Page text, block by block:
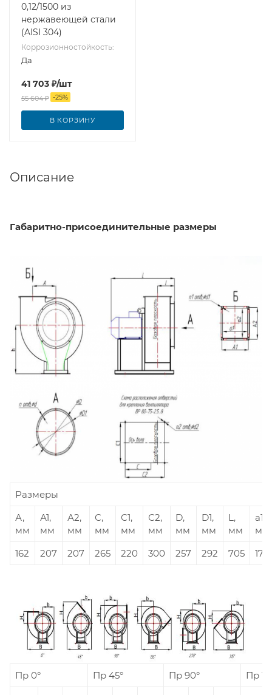
0,12/1500 из
нержавеющей стали
(AISI 304)
Коррозионностойкость:
Да
41 703 ₽/шт
55 604₽ -25%
В КОРЗИНУ
Описание
Габаритно-присоединительные размеры
Размеры
А,
мм
А1,
мм
А2,
мм
С,
мм
С1,
мм
С2,
мм
D,
мм
D1,
мм
L,
мм
а1,
мм
162
207 207 265 220 300 257 292 705 175
Пр 0° Пр 45° Пр 90°
Пр